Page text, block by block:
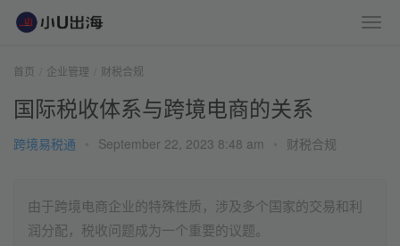
首页 企业管理 财税合规
国际税收体系与跨境电商的关系
跨境易税通 September 22, 2023 8:48 am 财税合规
由于跨境电商企业的特殊性质，涉及多个国家的交易和利
润分配，税收问题成为一个重要的议题。